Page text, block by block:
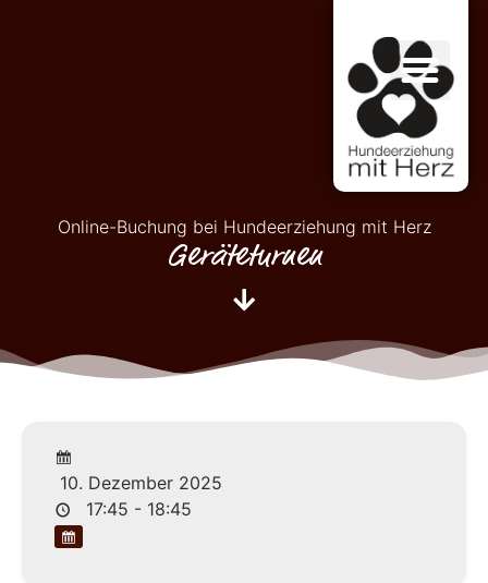
Online-Buchung bei Hundeerziehung mit Herz
Geräteturnen
10. Dezember 2025
17:45 - 18:45